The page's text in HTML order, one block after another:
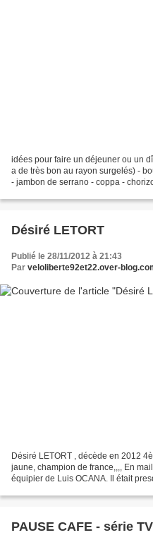
idées pour faire un déjeuner ou un
a de très bon au rayon surgelés) -
- jambon de serrano - coppa -
Désiré LETORT
Publié le 28/11/2012 à 21:43
Par veloliberte92et22.over-
Désiré LETORT , décède en 2012
jaune, champion de france,,,, En
équipier de Luis OCANA. Il était
PAUSE CAFE - série TV